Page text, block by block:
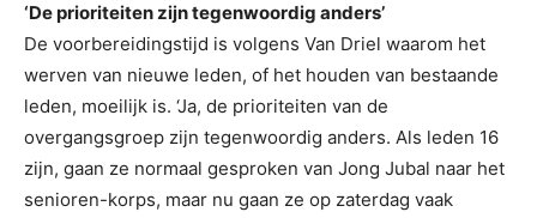
‘De prioriteiten zijn tegenwoordig anders’
De voorbereidingstijd is volgens Van Driel waarom het
werven van nieuwe leden, of het houden van bestaande
leden, moeilijk is. ‘Ja, de prioriteiten van de
overgangsgroep zijn tegenwoordig anders. Als leden 16
zijn, gaan ze normaal gesproken van Jong Jubal naar het
senioren-korps, maar nu gaan ze op zaterdag vaak